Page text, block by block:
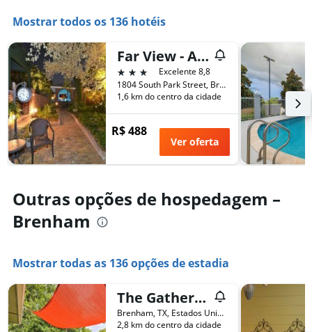
X
exibindo
o
número
de
dias
antes
da
estadia
O
gráfico
eixo
exibindo
médio
um
quarto
Mostrar todos os 136 hotéis
Far View - A Bed & Breakfast Estate
3 estrelasExcelente 8,8
1804 South Park Street, Brenham, TX, Estados Unidos
1,6 km do centro da cidade
R$ 488
Ver oferta
Outras opções de hospedagem –
Brenham
Mostrar todas as 136 opções de estadia
The Gathering Place Brenham Home On 6 Ac
Brenham, TX, Estados Unidos
2,8 km do centro da cidade